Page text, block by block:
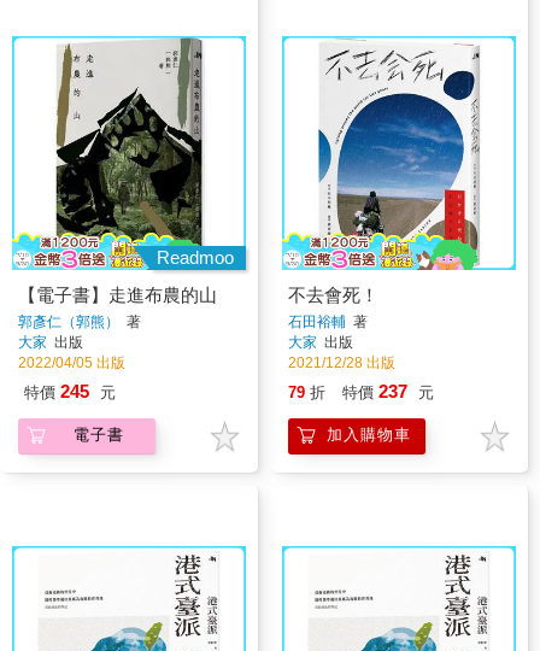
Readmoo
【電子書】走進布農的山
郭彥仁（郭熊）
著
大家 出版
2022/04/05 出版
特價 245 元
電子書
不去會死！
石田裕輔 著
大家 出版
2021/12/28 出版
79 折 特價 237 元
加入購物車